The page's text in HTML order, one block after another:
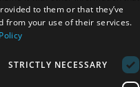
to them or that they’ve
from your use of their services.
STRICTLY NECESSARY